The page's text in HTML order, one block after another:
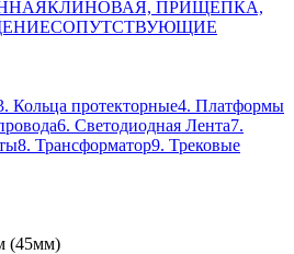
КЛИНОВАЯ, ПРИЩЕПКА,
СОПУТСТВУЮЩИЕ
Кольца протекторные4. Платформы
6. Светодиодная Лента7.
8. Трансформатор9. Трековые
(45мм)